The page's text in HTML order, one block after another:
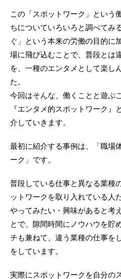
この「スポットワーク」という
ちについていろいろと調べてみ
ぐ」という本来の労働の目的に
場に飛び込むことで、普段とは
を、一種のエンタメとして楽し
た。
今回はそんな、働くことと遊ぶ
『エンタメ的スポットワーク』
介していきます。
最初に紹介する事例は、「職場
ーク」です。
普段している仕事と異なる業種
ットワークを取り入れている人
やってみたい・興味があると考
とで、隙間時間にノウハウを貯
チも兼ねて、違う業種の仕事を
をしています。
実際にスポットワークを自分の